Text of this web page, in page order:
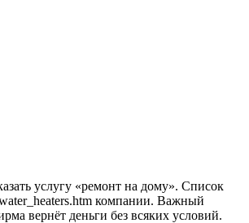
услугу «ремонт на дому». Список
компании. Важный
вернёт деньги без всяких условий.